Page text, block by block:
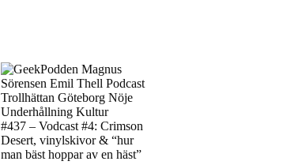
#437 – Vodcast #4: Crimson
Desert, vinylskivor & “hur
man bäst hoppar av en häst”